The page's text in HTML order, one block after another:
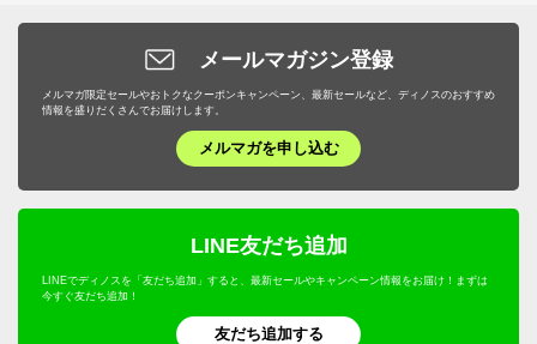
メールマガジン登録
メルマガ限定セールやおトクなクーポンキャンペーン、最新セールなど、ディノスのおすすめ
情報を盛りだくさんでお届けします。
メルマガを申し込む
LINE友だち追加
LINEでディノスを「友だち追加」すると、最新セールやキャンペーン情報をお届け！まずは
今すぐ友だち追加！
友だち追加する